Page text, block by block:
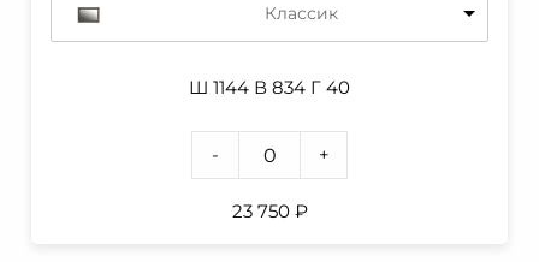
Классик
Ш 1144 В 834 Г 40
- +
23 750 ₽